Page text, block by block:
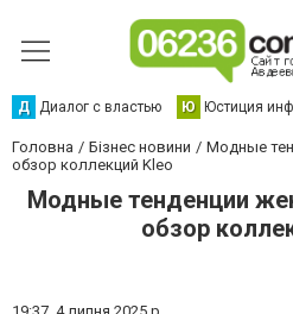
Д Диалог с властью Ю Юстиция
Головна Бізнес новини
Модные
обзор коллекций Kleo
Модные тенденции
обзор